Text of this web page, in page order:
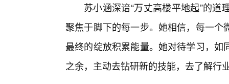
苏小涵深谙“万丈高楼平地起”的
聚焦于脚下的每一步。她相信，每一
最终的绽放积累能量。她对待学习，
之余，主动去钻研新的技能，去了解行